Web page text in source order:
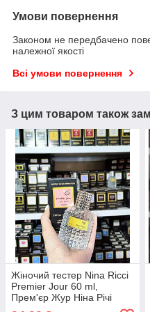
Умови повернення
Законом не передбачено
належної якості
Всі умови повернення
З цим товаром також
Жіночий тестер Nina Ricci
Premier Jour 60 ml,
Прем'єр Жур Ніна Річі